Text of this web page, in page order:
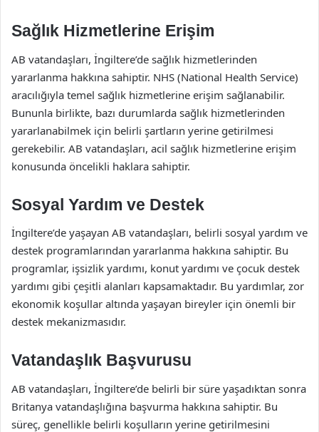
Sağlık Hizmetlerine Erişim
AB vatandaşları, İngiltere’de sağlık hizmetlerinden
yararlanma hakkına sahiptir. NHS (National Health Service)
aracılığıyla temel sağlık hizmetlerine erişim sağlanabilir.
Bununla birlikte, bazı durumlarda sağlık hizmetlerinden
yararlanabilmek için belirli şartların yerine getirilmesi
gerekebilir. AB vatandaşları, acil sağlık hizmetlerine erişim
konusunda öncelikli haklara sahiptir.
Sosyal Yardım ve Destek
İngiltere’de yaşayan AB vatandaşları, belirli sosyal yardım ve
destek programlarından yararlanma hakkına sahiptir. Bu
programlar, işsizlik yardımı, konut yardımı ve çocuk destek
yardımı gibi çeşitli alanları kapsamaktadır. Bu yardımlar, zor
ekonomik koşullar altında yaşayan bireyler için önemli bir
destek mekanizmasıdır.
Vatandaşlık Başvurusu
AB vatandaşları, İngiltere’de belirli bir süre yaşadıktan sonra
Britanya vatandaşlığına başvurma hakkına sahiptir. Bu
süreç, genellikle belirli koşulların yerine getirilmesini